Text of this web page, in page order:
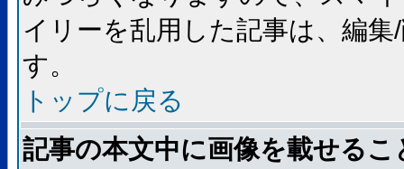
イリーを乱用した記事は、編
す。
トップに戻る
記事の本文中に画像を載せる